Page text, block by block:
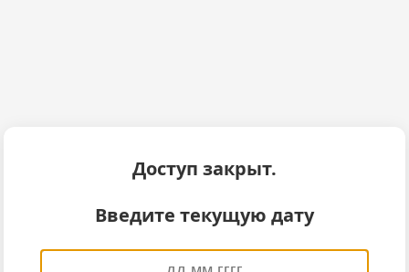
Доступ закрыт.
Введите текущую дату